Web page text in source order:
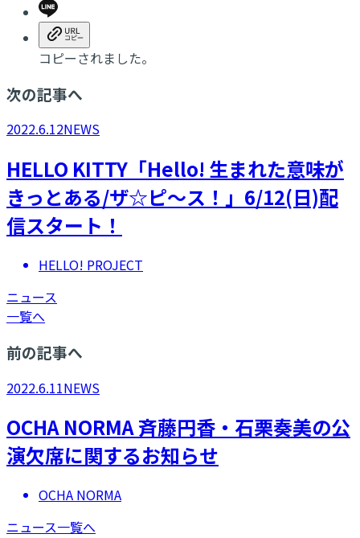
コピーされました。
次の記事へ
2022.6.12NEWS
HELLO KITTY「Hello! 生まれた意味が
きっとある/ザ☆ピ～ス！」6/12(日)配
信スタート！
HELLO! PROJECT
ニュース
一覧へ
前の記事へ
2022.6.11NEWS
​OCHA NORMA 斉藤円香・石栗奏美の公
演欠席に関するお知らせ
OCHA NORMA
ニュース一覧へ